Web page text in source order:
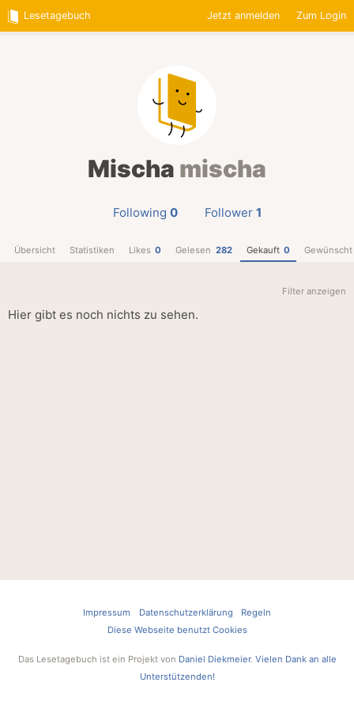
Lesetagebuch Jetzt anmelden Zum Login
Mischa mischa
Following 0 Follower 1
Übersicht Statistiken Likes 0 Gelesen 282 Gekauft 0 Gewünscht
Filter anzeigen
Hier gibt es noch nichts zu sehen.
Impressum Datenschutzerklärung
Regeln
Diese Webseite benutzt Cookies
Das Lesetagebuch ist ein Projekt von Daniel Diekmeier. Vielen Dank an alle
Unterstützenden!